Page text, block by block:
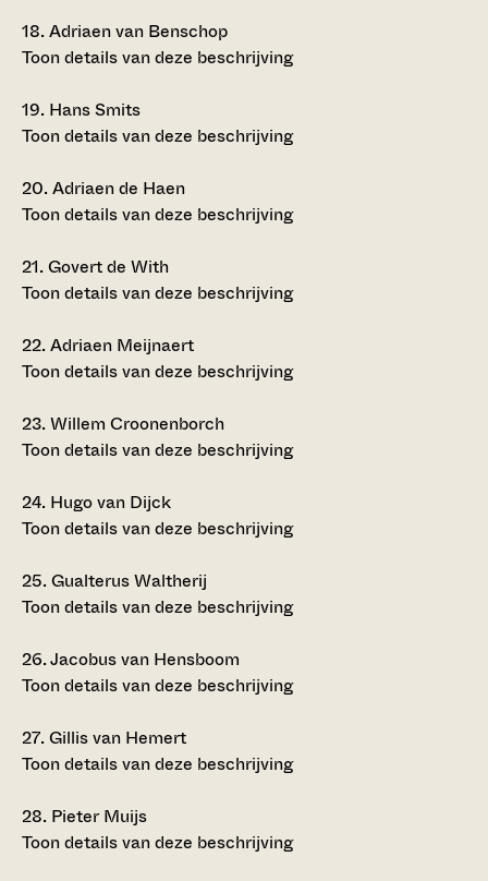
18.Adriaen van Benschop
Toon details van deze beschrijving
19. Hans Smits
Toon details van deze beschrijving
20.Adriaen de Haen
Toon details van deze beschrijving
21.Govert de With
Toon details van deze beschrijving
22.Adriaen Meijnaert
Toon details van deze beschrijving
23.Willem Croonenborch
Toon details van deze beschrijving
24. Hugo van Dijck
Toon details van deze beschrijving
25.Gualterus Waltherij
Toon details van deze beschrijving
26.Jacobus van Hensboom
Toon details van deze beschrijving
27.Gillis van Hemert
Toon details van deze beschrijving
28. Pieter Muijs
Toon details van deze beschrijving